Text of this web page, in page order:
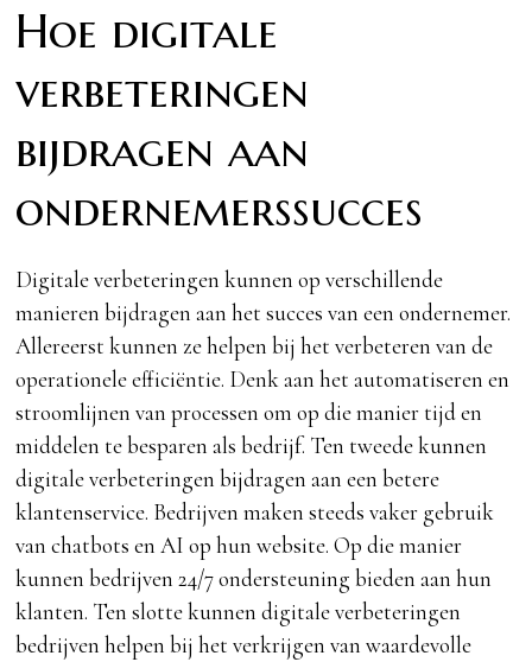
Hoe digitale
verbeteringen
bijdragen aan
ondernemerssucces
Digitale verbeteringen kunnen op verschillende
manieren bijdragen aan het succes van een ondernemer.
Allereerst kunnen ze helpen bij het verbeteren van de
operationele efficiëntie. Denk aan het automatiseren en
stroomlijnen van processen om op die manier tijd en
middelen te besparen als bedrijf. Ten tweede kunnen
digitale verbeteringen bijdragen aan een betere
klantenservice. Bedrijven maken steeds vaker gebruik
van chatbots en AI op hun website. Op die manier
kunnen bedrijven 24/7 ondersteuning bieden aan hun
klanten. Ten slotte kunnen digitale verbeteringen
bedrijven helpen bij het verkrijgen van waardevolle